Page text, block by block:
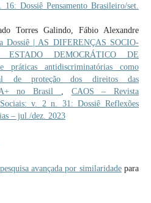
Dossiê Pensamento Brasileiro/set.
Torres Galindo, Fábio Alexandre
Dossiê | AS DIFERENÇAS SOCIO-
DEMOCRÁTICO DE
antidiscriminatórias como
de proteção dos direitos das
no Brasil
CAOS – Revista
v. 2 n. 31: Dossiê Reflexões
– jul./dez. 2023
avançada por similaridadepara